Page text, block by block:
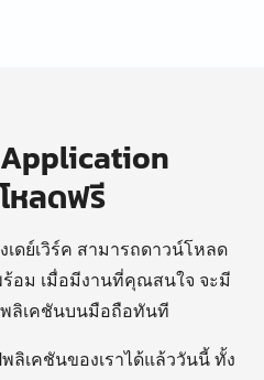
หลดฟรี
ดย์เวิร์ค สามารถดาวน์โหลด
อม เมื่อมีงานที่คุณสนใจ จะมี
พลิเคชันบนมือถือทันที
ลิเคชันของเราได้แล้ววันนี้ ทั้ง